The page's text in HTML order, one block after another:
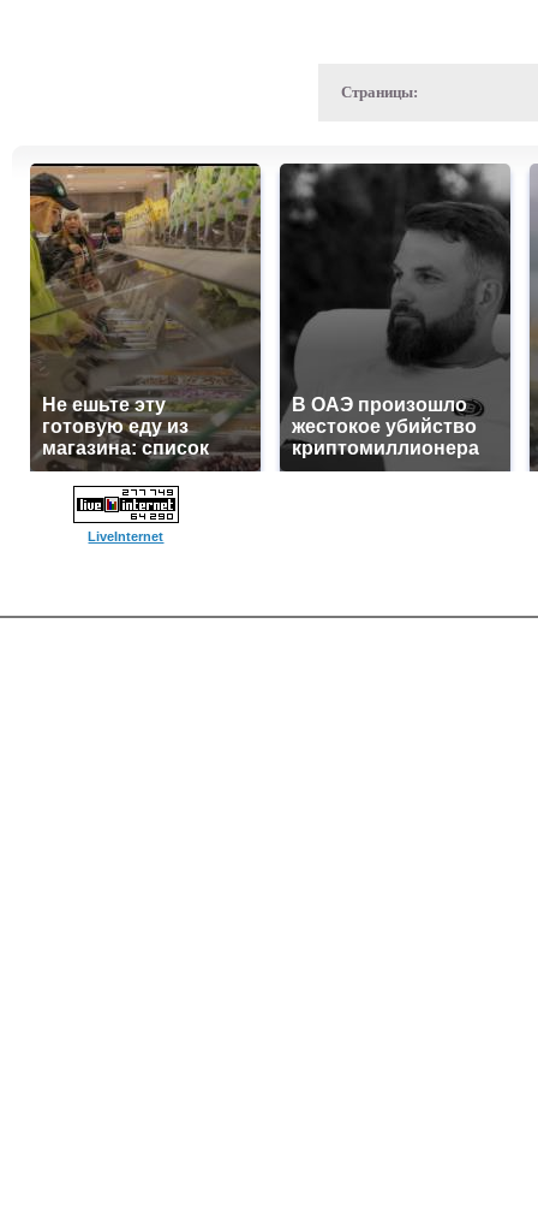
Страницы:
Не ешьте эту
готовую еду из
магазина: список
В ОАЭ произошло
жестокое убийство
криптомиллионера
LiveInternet